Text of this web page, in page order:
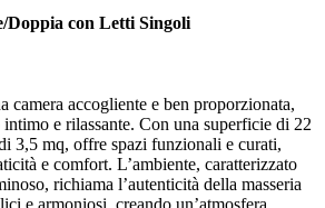
con Letti Singoli
camera accogliente e ben proporzionata,
e rilassante. Con una superficie di 22
3,5 mq, offre spazi funzionali e curati,
e comfort. L’ambiente, caratterizzato
richiama l’autenticità della masseria
e armoniosi, creando un’atmosfera